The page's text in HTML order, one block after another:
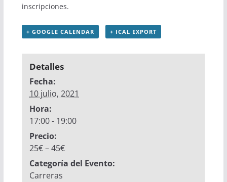
inscripciones.
+ GOOGLE CALENDAR + ICAL EXPORT
Detalles
Fecha:
10 julio, 2021
Hora:
17:00 - 19:00
Precio:
25€ – 45€
Categoría del Evento:
Carreras